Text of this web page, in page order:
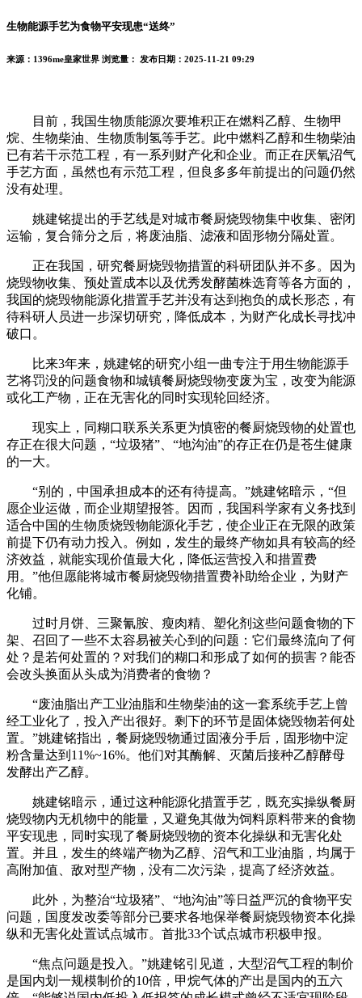
生物能源手艺为食物平安现患“送终”
来源：1396me皇家世界 浏览量： 发布日期：2025-11-21 09:29
目前，我国生物质能源次要堆积正在燃料乙醇、生物甲
烷、生物柴油、生物质制氢等手艺。此中燃料乙醇和生物柴油
已有若干示范工程，有一系列财产化和企业。而正在厌氧沼气
手艺方面，虽然也有示范工程，但良多多年前提出的问题仍然
没有处理。
姚建铭提出的手艺线是对城市餐厨烧毁物集中收集、密闭
运输，复合筛分之后，将废油脂、滤液和固形物分隔处置。
正在我国，研究餐厨烧毁物措置的科研团队并不多。因为
烧毁物收集、预处置成本以及优秀发酵菌株选育等各方面的，
我国的烧毁物能源化措置手艺并没有达到抱负的成长形态，有
待科研人员进一步深切研究，降低成本，为财产化成长寻找冲
破口。
比来3年来，姚建铭的研究小组一曲专注于用生物能源手
艺将罚没的问题食物和城镇餐厨烧毁物变废为宝，改变为能源
或化工产物，正在无害化的同时实现轮回经济。
现实上，同糊口联系关系更为慎密的餐厨烧毁物的处置也
存正在很大问题，“垃圾猪”、“地沟油”的存正在仍是苍生健康
的一大。
“别的，中国承担成本的还有待提高。”姚建铭暗示，“但
愿企业运做，而企业期望报答。因而，我国科学家有义务找到
适合中国的生物质烧毁物能源化手艺，使企业正在无限的政策
前提下仍有动力投入。例如，发生的最终产物如具有较高的经
济效益，就能实现价值最大化，降低运营投入和措置费
用。”他但愿能将城市餐厨烧毁物措置费补助给企业，为财产
化铺。
过时月饼、三聚氰胺、瘦肉精、塑化剂这些问题食物的下
架、召回了一些不太容易被关心到的问题：它们最终流向了何
处？是若何处置的？对我们的糊口和形成了如何的损害？能否
会改头换面从头成为消费者的食物？
“废油脂出产工业油脂和生物柴油的这一套系统手艺上曾
经工业化了，投入产出很好。剩下的环节是固体烧毁物若何处
置。”姚建铭指出，餐厨烧毁物通过固液分手后，固形物中淀
粉含量达到11%~16%。他们对其酶解、灭菌后接种乙醇酵母
发酵出产乙醇。
姚建铭暗示，通过这种能源化措置手艺，既充实操纵餐厨
烧毁物内无机物中的能量，又避免其做为饲料原料带来的食物
平安现患，同时实现了餐厨烧毁物的资本化操纵和无害化处
置。并且，发生的终端产物为乙醇、沼气和工业油脂，均属于
高附加值、敌对型产物，没有二次污染，提高了经济效益。
此外，为整治“垃圾猪”、“地沟油”等日益严沉的食物平安
问题，国度发改委等部分已要求各地保举餐厨烧毁物资本化操
纵和无害化处置试点城市。首批33个试点城市积极申报。
“焦点问题是投入。”姚建铭引见道，大型沼气工程的制价
是国内划一规模制价的10倍，甲烷气体的产出是国内的五六